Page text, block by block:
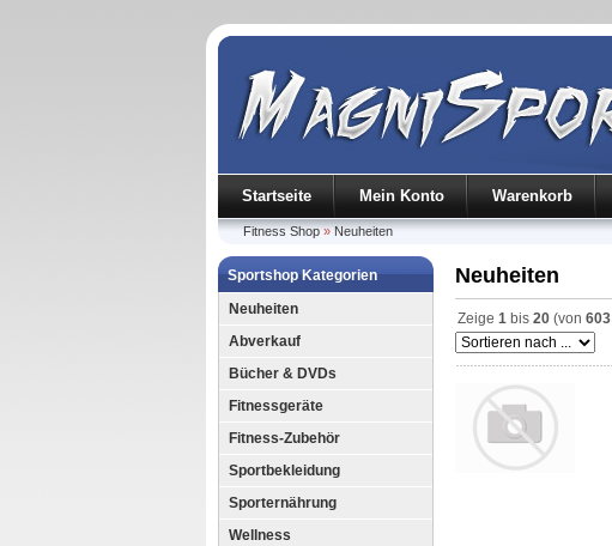
Startseite Mein Konto Warenkorb
Fitness Shop»Neuheiten
Sportshop Kategorien
Neuheiten
Abverkauf
Bücher & DVDs
Fitnessgeräte
Fitness-Zubehör
Sportbekleidung
Sporternährung
Wellness
Neuheiten
Zeige 1 bis 20 (von 603